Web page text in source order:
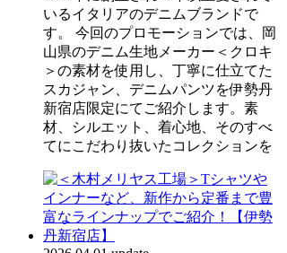
いるイタリアのデニムブランドで
す。 今回のプロモーションでは、岡
山県のデニム生地メーカー＜クロキ
＞の素材を使用し、丁寧に仕立てた
スカジャン、デニムパンツを伊勢丹
新宿店限定にてご紹介します。素
材、シルエット、着心地、そのすべ
てにこだわり抜いたコレクションを